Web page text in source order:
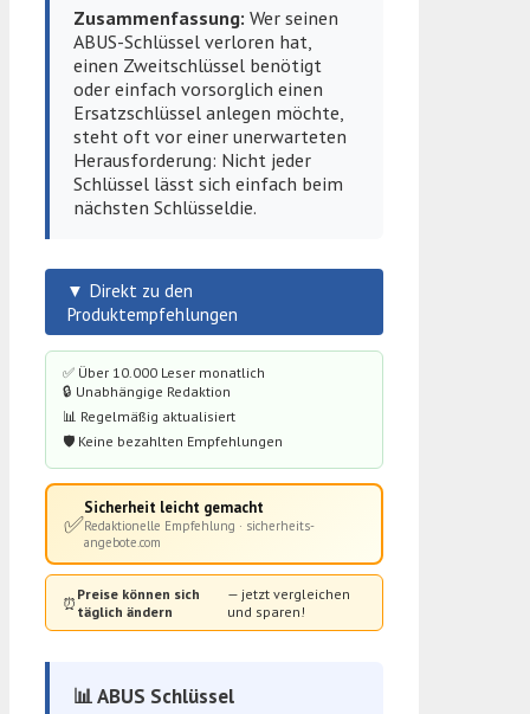
Zusammenfassung: Wer seinen
ABUS-Schlüssel verloren hat,
einen Zweitschlüssel benötigt
oder einfach vorsorglich einen
Ersatzschlüssel anlegen möchte,
steht oft vor einer unerwarteten
Herausforderung: Nicht jeder
Schlüssel lässt sich einfach beim
nächsten Schlüsseldie.
▼ Direkt zu den
Produktempfehlungen
✅ Über 10.000 Leser monatlich
🔒 Unabhängige Redaktion
📊 Regelmäßig aktualisiert
🛡️ Keine bezahlten Empfehlungen
✅
Sicherheit leicht gemacht
Redaktionelle Empfehlung · sicherheits-
angebote.com
⏰ Preise können sich
täglich ändern
— jetzt vergleichen
und sparen!
📊 ABUS Schlüssel